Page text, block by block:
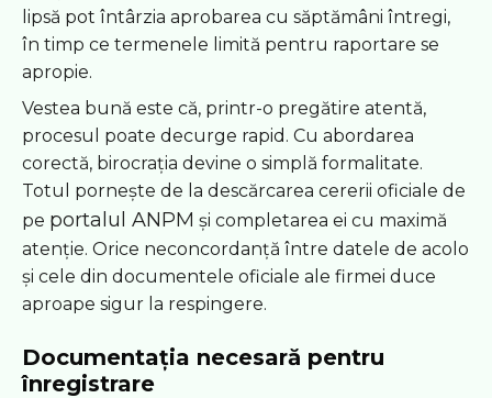
lipsă pot întârzia aprobarea cu săptămâni întregi,
în timp ce termenele limită pentru raportare se
apropie.
Vestea bună este că, printr-o pregătire atentă,
procesul poate decurge rapid. Cu abordarea
corectă, birocrația devine o simplă formalitate.
Totul pornește de la descărcarea cererii oficiale de
pe portalul ANPM și completarea ei cu maximă
atenție. Orice neconcordanță între datele de acolo
și cele din documentele oficiale ale firmei duce
aproape sigur la respingere.
Documentația necesară pentru
înregistrare